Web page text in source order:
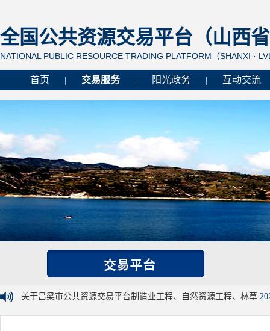
全国公共资源交易平台（山西
NATIONAL PUBLIC RESOURCE TRADING PLATFORM（SHANXI ·
首页 交易服务 阳光政务 互动交流
关于吕梁市公共资源交易平台制造业工程、自然资源工程、林草